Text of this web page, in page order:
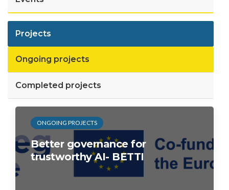
Projects
Ongoing projects
Completed projects
ONGOING PROJECTS
Better governance for
trustworthy AI- BETTI